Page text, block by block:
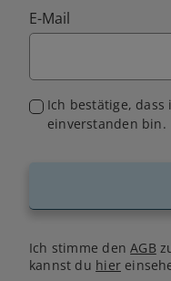
E-Mail
Ich bestätige,
einverstanden bin.
Ich stimme denAGB
kannst du hier